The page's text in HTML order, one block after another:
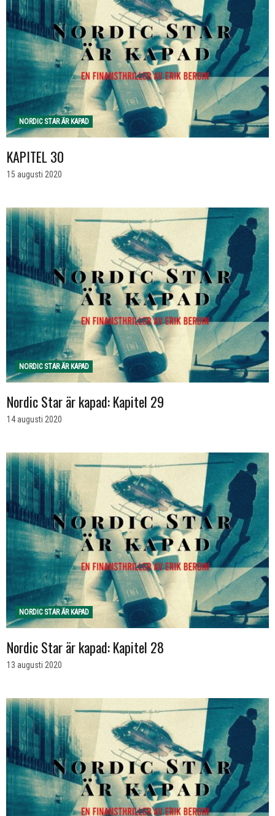
NORDIC STAR ÄR KAPAD
KAPITEL 30
15 augusti 2020
NORDIC STAR ÄR KAPAD
Nordic Star är kapad: Kapitel 29
14 augusti 2020
NORDIC STAR ÄR KAPAD
Nordic Star är kapad: Kapitel 28
13 augusti 2020